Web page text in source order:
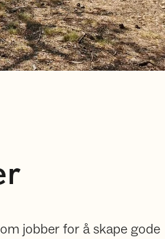
jobber for å skape gode